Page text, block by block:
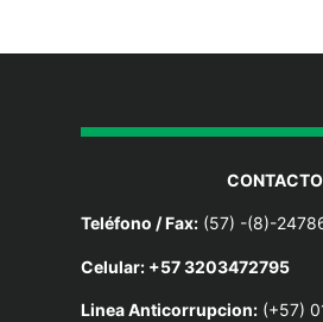
CONTACTO
Teléfono / Fax: (57) -(8)-
Celular: +57 3203472795
Linea Anticorrupcion: (+57)